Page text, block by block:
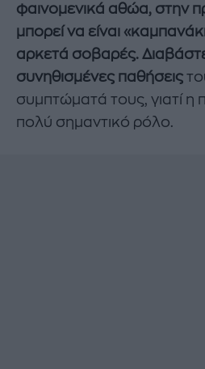
φαινομενικά αθώα, στην
μπορεί να είναι
αρκετά σοβαρές.
συνηθισμένες παθήσεις
συμπτώματά τους, γιατί η
πολύ σημαντικό ρόλο.